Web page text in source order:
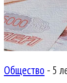
Общество - 5